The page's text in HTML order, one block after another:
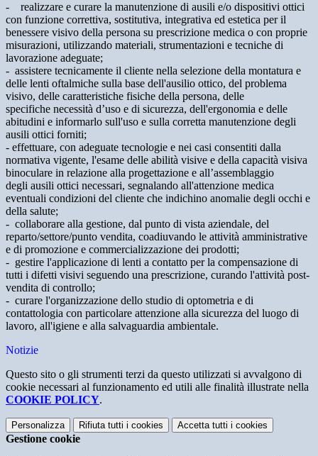
- realizzare e curare la manutenzione di ausili e/o dispositivi ottici
con funzione correttiva, sostitutiva, integrativa ed estetica per il
benessere visivo della persona su prescrizione medica o con proprie
misurazioni, utilizzando materiali, strumentazioni e tecniche di
lavorazione adeguate;
- assistere tecnicamente il cliente nella selezione della montatura e
delle lenti oftalmiche sulla base dell'ausilio ottico, del problema
visivo, delle caratteristiche fisiche della persona, delle
specifiche necessità d’uso e di sicurezza, dell'ergonomia e delle
abitudini e informarlo sull'uso e sulla corretta manutenzione degli
ausili ottici forniti;
- effettuare, con adeguate tecnologie e nei casi consentiti dalla
normativa vigente, l'esame delle abilità visive e della capacità visiva
binoculare in relazione alla progettazione e all’assemblaggio
degli ausili ottici necessari, segnalando all'attenzione medica
eventuali condizioni del cliente che indichino anomalie degli occhi e
della salute;
- collaborare alla gestione, dal punto di vista aziendale, del
reparto/settore/punto vendita, coadiuvando le attività amministrative
e di promozione e commercializzazione dei prodotti;
- gestire l'applicazione di lenti a contatto per la compensazione di
tutti i difetti visivi seguendo una prescrizione, curando l'attività post-
vendita di controllo;
- curare l'organizzazione dello studio di optometria e di
contattologia con particolare attenzione alla sicurezza del luogo di
lavoro, all'igiene e alla salvaguardia ambientale.
Notizie
Questo sito o gli strumenti terzi da questo utilizzati si avvalgono di
cookie necessari al funzionamento ed utili alle finalità illustrate nella
COOKIE POLICY.
Personalizza Rifiuta tutti i cookies Accetta tutti i cookies
Gestione cookie